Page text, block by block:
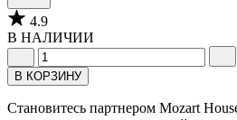
4.9
В НАЛИЧИИ
В КОРЗИНУ
Становитесь партнером Mozart